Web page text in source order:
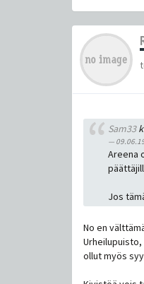
Sam33
Areena
Jos
No en
Urheilupuisto,
ollut myös